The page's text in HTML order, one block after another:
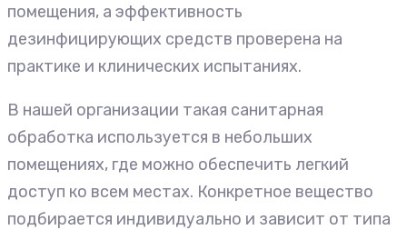
помещения, а эффективность
дезинфицирующих средств проверена на
практике и клинических испытаниях.
В нашей организации такая санитарная
обработка используется в небольших
помещениях, где можно обеспечить легкий
доступ ко всем местах. Конкретное вещество
подбирается индивидуально и зависит от типа